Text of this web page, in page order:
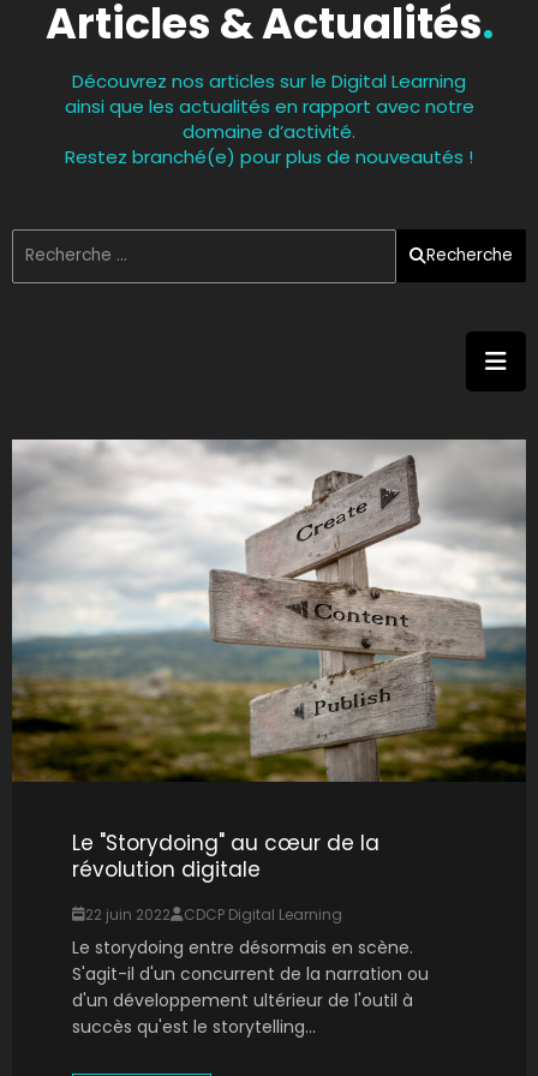
Articles & Actualités.
Découvrez nos articles sur le Digital Learning
ainsi que les actualités en rapport avec notre
domaine d’activité.
Restez branché(e) pour plus de nouveautés !
Recherche
Le "Storydoing" au cœur de la
révolution digitale
22 juin 2022 CDCP Digital Learning
Le storydoing entre désormais en scène.
S'agit-il d'un concurrent de la narration ou
d'un développement ultérieur de l'outil à
succès qu'est le storytelling...